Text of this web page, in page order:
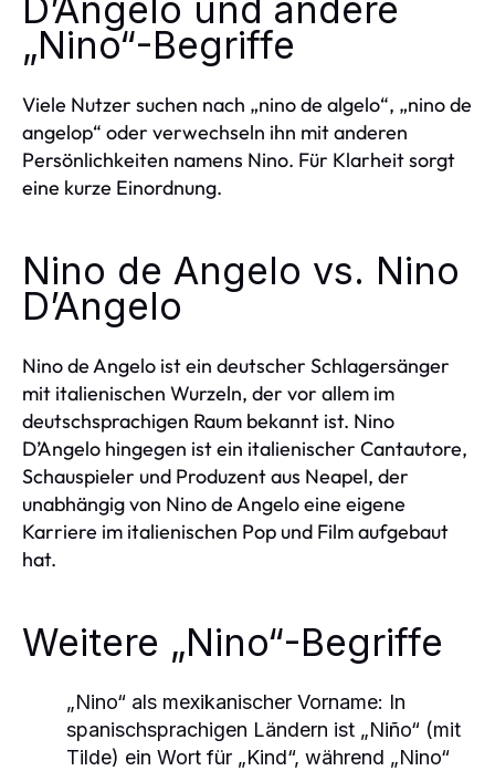
D’Angelo und andere
„Nino“-Begriffe
Viele Nutzer suchen nach „nino de algelo“, „nino de
angelop“ oder verwechseln ihn mit anderen
Persönlichkeiten namens Nino. Für Klarheit sorgt
eine kurze Einordnung.
Nino de Angelo vs. Nino
D’Angelo
Nino de Angelo ist ein deutscher Schlagersänger
mit italienischen Wurzeln, der vor allem im
deutschsprachigen Raum bekannt ist. Nino
D’Angelo hingegen ist ein italienischer Cantautore,
Schauspieler und Produzent aus Neapel, der
unabhängig von Nino de Angelo eine eigene
Karriere im italienischen Pop und Film aufgebaut
hat.
Weitere „Nino“-Begriffe
„Nino“ als mexikanischer Vorname: In
spanischsprachigen Ländern ist „Niño“ (mit
Tilde) ein Wort für „Kind“, während „Nino“